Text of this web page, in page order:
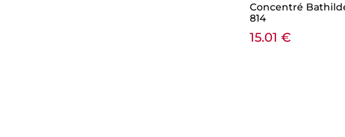
Concentré
814
15.01 €